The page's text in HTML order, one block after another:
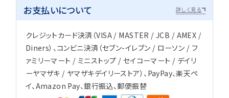
お支払いについて 詳しく見る
クレジットカード決済（VISA / MASTER / JCB / AMEX /
Diners）、コンビニ決済（セブン-イレブン / ローソン / フ
ァミリーマート / ミニストップ / セイコーマート / デイリ
ーヤマザキ / ヤマザキデイリーストア）、PayPay、楽天ペ
イ、Amazon Pay、銀行振込、郵便振替